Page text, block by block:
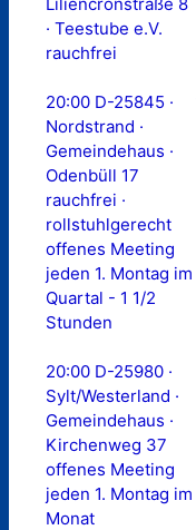
· Teestube e.V.
rauchfrei
20:00 D-25845 ·
Nordstrand ·
Gemeindehaus ·
Odenbüll 17
rauchfrei ·
rollstuhlgerecht
offenes Meeting
jeden 1. Montag im
Quartal - 1 1/2
Stunden
20:00 D-25980 ·
Sylt/Westerland ·
Gemeindehaus ·
Kirchenweg 37
offenes Meeting
jeden 1. Montag im
Monat